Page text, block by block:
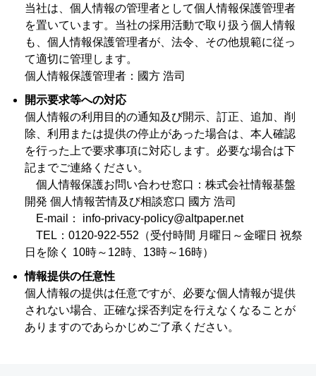
当社は、個人情報の管理者として個人情報保護管理者
を置いています。当社の採用活動で取り扱う個人情報
も、個人情報保護管理者が、法令、その他規範に従っ
て適切に管理します。
個人情報保護管理者：國方 浩司
開示要求等への対応
個人情報の利用目的の通知及び開示、訂正、追加、削
除、利用または提供の停止があった場合は、本人確認
を行った上で要求事項に対応します。必要な場合は下
記までご連絡ください。
個人情報保護お問い合わせ窓口：株式会社情報基盤
開発 個人情報苦情及び相談窓口 國方 浩司
E-mail： info-privacy-policy@altpaper.net
TEL：0120-922-552（受付時間 月曜日～金曜日 祝祭
日を除く 10時～12時、13時～16時）
情報提供の任意性
個人情報の提供は任意ですが、必要な個人情報が提供
されない場合、正確な採否判定を行えなくなることが
ありますのであらかじめご了承ください。